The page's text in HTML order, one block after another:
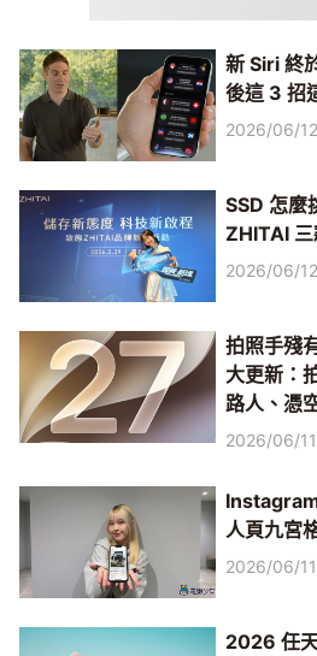
新 Siri 終
後這 3 招
2026/06/12
SSD 怎麼
ZHITAI 三
2026/06/12
拍照手殘
大更新：
路人、憑
2026/06/11
人頁九宮
2026/06/11
2026 任